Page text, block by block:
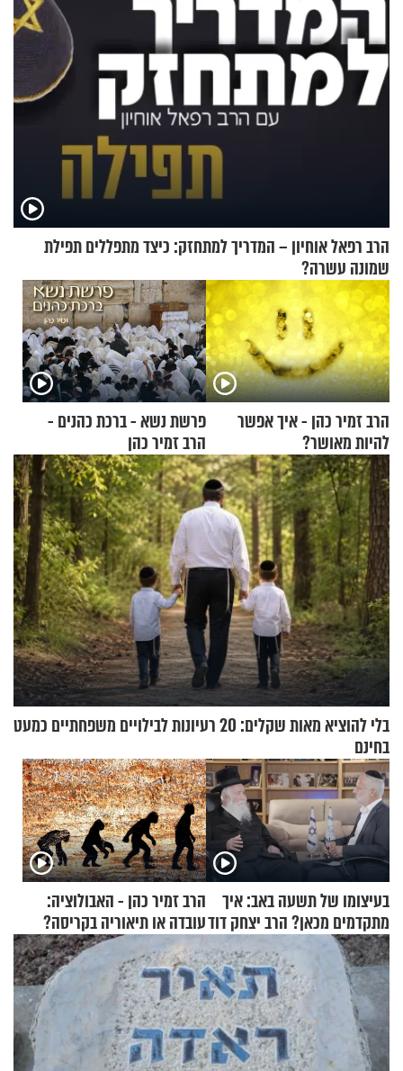
הרב רפאל אוחיון – המדריך למתחזק: כיצד מתפללים תפילת
שמונה עשרה?
הרב זמיר כהן - איך אפשר
להיות מאושר?
פרשת נשא - ברכת כהנים -
הרב זמיר כהן
בלי להוציא מאות שקלים: 20 רעיונות לבילויים משפחתיים כמעט
בחינם
בעיצומו של תשעה באב: איך
מתקדמים מכאן? הרב יצחק דוד
גרוסמן בשיחה מיוחדת
הרב זמיר כהן - האבולוציה:
עובדה או תיאוריה בקריסה?